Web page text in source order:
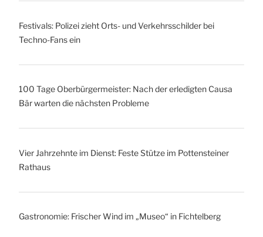
Festivals: Polizei zieht Orts- und Verkehrsschilder bei
Techno-Fans ein
100 Tage Oberbürgermeister: Nach der erledigten Causa
Bär warten die nächsten Probleme
Vier Jahrzehnte im Dienst: Feste Stütze im Pottensteiner
Rathaus
Gastronomie: Frischer Wind im „Museo“ in Fichtelberg